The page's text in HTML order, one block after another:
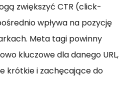
zwiększyć CTR (click-
wpływa na pozycję
Meta tagi powinny
kluczowe dla danego URL,
krótkie i zachęcające do